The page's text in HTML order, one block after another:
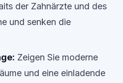
der Zahnärzte und des
und senken die
Zeigen Sie moderne
und eine einladende